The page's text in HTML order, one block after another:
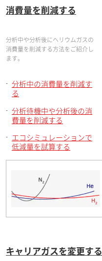
消費量を削減する
分析中や分析後にヘリウムガスの
消費量を削減する方法をご紹介し
ます。
分析中の消費量を削減す
る
分析待機中や分析後の消
費量を削減する
エコシミュレーションで
低減量を試算する
キャリアガスを変更する